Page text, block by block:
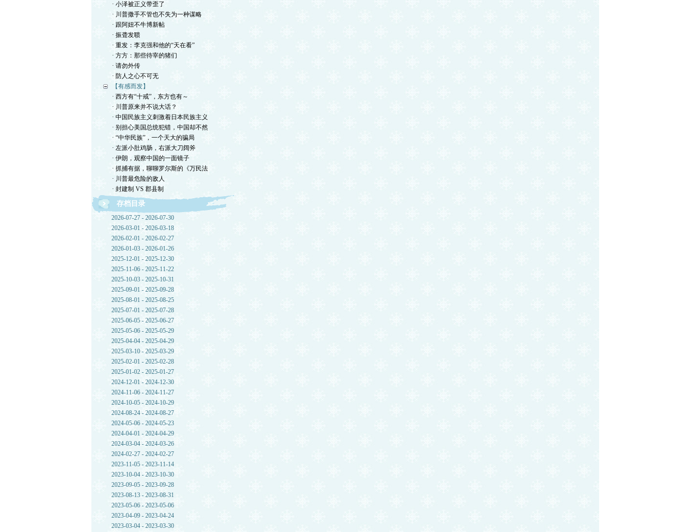
· 小泽被正义带歪了
· 川普撒手不管也不失为一种谋略
· 跟阿妞不牛博新帖
· 振聋发聩
· 重发：李克强和他的“天在看”
· 方方：那些待宰的猪们
· 请勿外传
· 防人之心不可无
【有感而发】
· 西方有“十戒”，东方也有～
· 川普原来并不说大话？
· 中国民族主义刺激着日本民族主义
· 别担心美国总统犯错，中国却不然
· “中华民族”，一个天大的骗局
· 左派小肚鸡肠，右派大刀阔斧
· 伊朗，观察中国的一面镜子
· 抓捕有据，聊聊罗尔斯的《万民法
· 川普最危险的敌人
· 封建制 VS 郡县制
存档目录
2026-07-27 - 2026-07-30
2026-03-01 - 2026-03-18
2026-02-01 - 2026-02-27
2026-01-03 - 2026-01-26
2025-12-01 - 2025-12-30
2025-11-06 - 2025-11-22
2025-10-03 - 2025-10-31
2025-09-01 - 2025-09-28
2025-08-01 - 2025-08-25
2025-07-01 - 2025-07-28
2025-06-05 - 2025-06-27
2025-05-06 - 2025-05-29
2025-04-04 - 2025-04-29
2025-03-10 - 2025-03-29
2025-02-01 - 2025-02-28
2025-01-02 - 2025-01-27
2024-12-01 - 2024-12-30
2024-11-06 - 2024-11-27
2024-10-05 - 2024-10-29
2024-08-24 - 2024-08-27
2024-05-06 - 2024-05-23
2024-04-01 - 2024-04-29
2024-03-04 - 2024-03-26
2024-02-27 - 2024-02-27
2023-11-05 - 2023-11-14
2023-10-04 - 2023-10-30
2023-09-05 - 2023-09-28
2023-08-13 - 2023-08-31
2023-05-06 - 2023-05-06
2023-04-09 - 2023-04-24
2023-03-04 - 2023-03-30